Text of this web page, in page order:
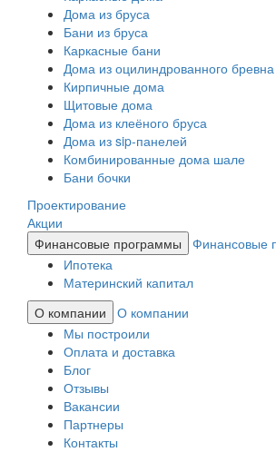
Дома из бруса
Бани из бруса
Каркасные бани
Дома из оцилиндрованного бревна
Кирпичные дома
Щитовые дома
Дома из клеёного бруса
Дома из sip-панелей
Комбинированные дома шале
Бани бочки
Проектирование
Акции
Финансовые программы
Финансовые
Ипотека
Материнский капитал
О компании
О компании
Мы построили
Оплата и доставка
Блог
Отзывы
Вакансии
Партнеры
Контакты